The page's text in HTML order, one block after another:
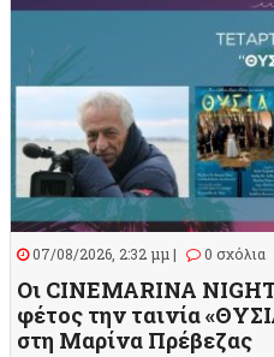
07/08/2026, 2:32 μμ | 0 σχόλια
Οι CINEMARINA
φέτος την ταινία
στη Μαρίνα Πρέβεζας